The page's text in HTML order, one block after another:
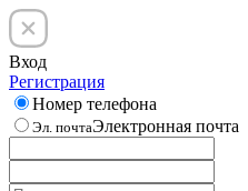
Вход
Регистрация
Номер телефона
Эл. почтаЭлектронная почта